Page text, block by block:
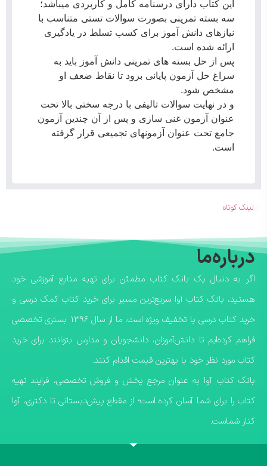
این کتاب دارای درسنامه کامل و کاربردی میباشد‌؛
سه بسته تمرینی بصورت سوالات تستی متناسب با
نیازهای دانش آموز برای کسب تسلط در یادگیری
ارائه شده است.
پس از حل بسته های تمرینی دانش آموز باید به
سراغ حل آزمون پایانی برود تا نقاط ضعف او
مشخص شود.
و در نهایت سوالات تالیفی با درجه سختی بالا تحت
عنوان آزمون غنی سازی و پس از آن چندین آزمون
جامع تحت عنوان آزمونهای تجمیعی قرار گرفته
است.
لینک کوتاه
درباره‌ما
اگر به دنبال یک بانک کتاب مطمئن برای تهیه منابع آموزشی خود
هستید، بانک کتاب آوا سریع‌ترین مسیر برای خرید کتاب کمک درسی و
خرید کتاب درسی با تخفیف ویژه است. ما از سال ۱۳۹۶ بستری تخصصی
فراهم کرده‌ایم تا دانش‌آموزان، دانشجویان و مدارس بتوانند برای خرید
کتاب مورد نظر خود با بهترین قیمت اقدام کنند.
​بانک کتاب آوا به عنوان مرجع پخش و فروش تخصصی، فرایند تهیه
کتاب را برای شما آسان کرده است؛ از مقطع پیش‌دبستانی تا دکتری، آوا
کنار شماست.